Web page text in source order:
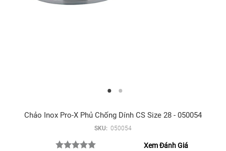
Chảo Inox Pro-X Phủ Chống Dính CS Size 28 - 050054
SKU: 050054
Xem Đánh Giá